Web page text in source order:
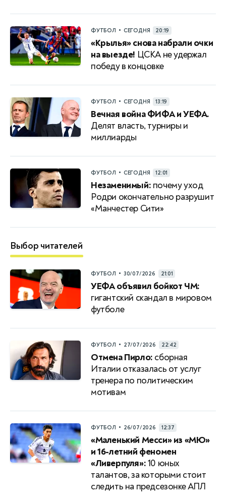
ФУТБОЛ • СЕГОДНЯ 20:19
«Крылья» снова набрали очки
на выезде! ЦСКА не удержал
победу в концовке
ФУТБОЛ • СЕГОДНЯ 13:19
Вечная война ФИФА и УЕФА.
Делят власть, турниры и
миллиарды
ФУТБОЛ • СЕГОДНЯ 12:01
Незаменимый: почему уход
Родри окончательно разрушит
«Манчестер Сити»
Выбор читателей
ФУТБОЛ • 30/07/2026 21:01
УЕФА объявил бойкот ЧМ:
гигантский скандал в мировом
футболе
ФУТБОЛ • 27/07/2026 22:42
Отмена Пирло: сборная
Италии отказалась от услуг
тренера по политическим
мотивам
ФУТБОЛ • 26/07/2026 12:37
«Маленький Месси» из «МЮ»
и 16-летний феномен
«Ливерпуля»:10 юных
талантов, за которыми стоит
следить на предсезонке АПЛ